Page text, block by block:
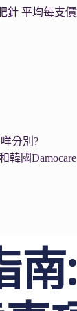
針 平均每支
分別?
韓國